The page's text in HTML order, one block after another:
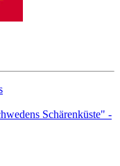
Schärenküste" -